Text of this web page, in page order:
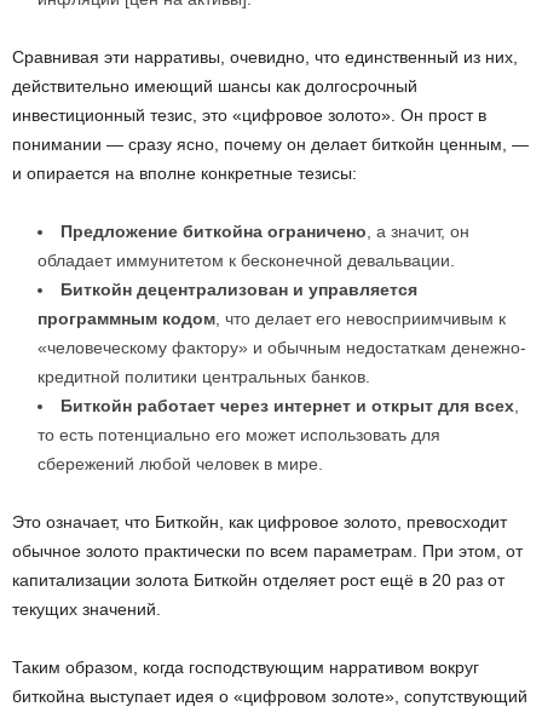
Сравнивая эти нарративы, очевидно, что единственный из них,
действительно имеющий шансы как долгосрочный
инвестиционный тезис, это «цифровое золото». Он прост в
понимании — сразу ясно, почему он делает биткойн ценным, —
и опирается на вполне конкретные тезисы:
Предложение биткойна ограничено , а значит, он
обладает иммунитетом к бесконечной девальвации.
Биткойн децентрализован и управляется
программным кодом , что делает его невосприимчивым к
«человеческому фактору» и обычным недостаткам денежно-
кредитной политики центральных банков.
Биткойн работает через интернет и открыт для всех
то есть потенциально его может использовать для
сбережений любой человек в мире.
Это означает, что Биткойн, как цифровое золото, превосходит
обычное золото практически по всем параметрам. При этом, от
капитализации золота Биткойн отделяет рост ещё в 20 раз от
текущих значений.
Таким образом, когда господствующим нарративом вокруг
биткойна выступает идея о «цифровом золоте», сопутствующий